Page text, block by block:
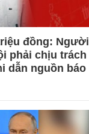
đồng: Người
phải chịu trách
dẫn nguồn báo